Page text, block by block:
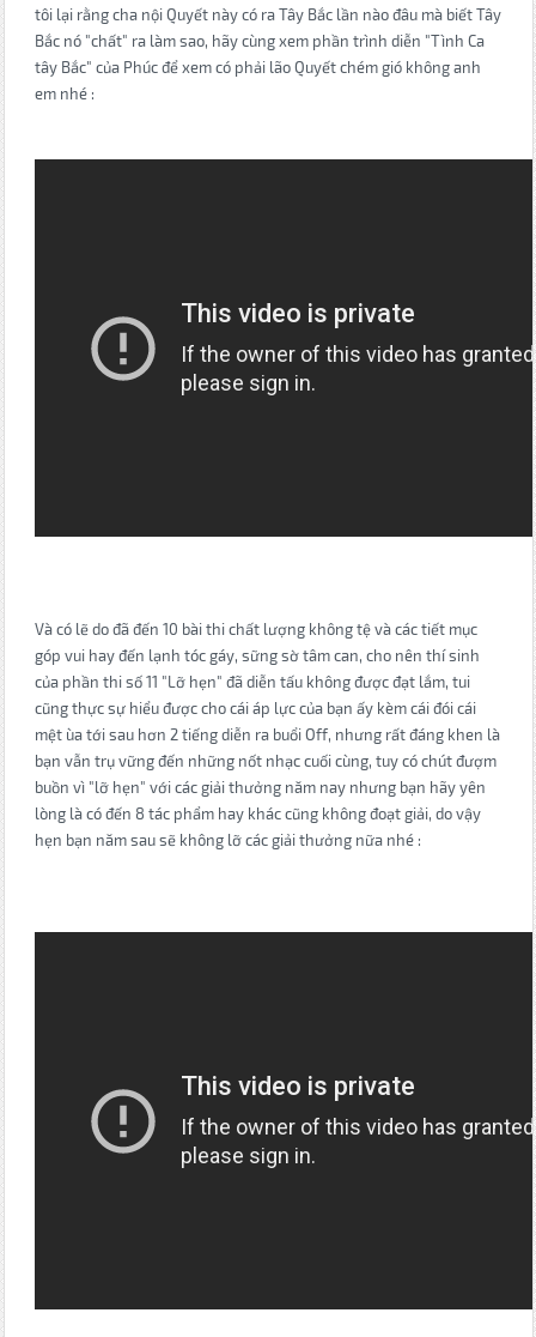
tôi lại rằng cha nội Quyết này có ra Tây Bắc lần nào đâu mà biết Tây
Bắc nó "chất" ra làm sao, hãy cùng xem phần trình diễn "Tình Ca
tây Bắc" của Phúc để xem có phải lão Quyết chém gió không anh
em nhé :
Và có lẽ do đã đến 10 bài thi chất lượng không tệ và các tiết mục
góp vui hay đến lạnh tóc gáy, sững sờ tâm can, cho nên thí sinh
của phần thi số 11 "Lỡ hẹn" đã diễn tấu không được đạt lắm, tui
cũng thực sự hiểu được cho cái áp lực của bạn ấy kèm cái đói cái
mệt ùa tới sau hơn 2 tiếng diễn ra buổi Off, nhưng rất đáng khen là
bạn vẫn trụ vững đến những nốt nhạc cuối cùng, tuy có chút đượm
buồn vì "lỡ hẹn" với các giải thưởng năm nay nhưng bạn hãy yên
lòng là có đến 8 tác phẩm hay khác cũng không đoạt giải, do vậy
hẹn bạn năm sau sẽ không lỡ các giải thưởng nữa nhé :